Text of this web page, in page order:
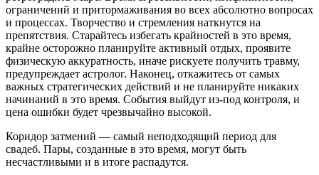
ограничений и притормаживания во всех абсолютно вопросах
и процессах. Творчество и стремления наткнутся на
препятствия. Старайтесь избегать крайностей в это время,
крайне осторожно планируйте активный отдых, проявите
физическую аккуратность, иначе рискуете получить травму,
предупреждает астролог. Наконец, откажитесь от самых
важных стратегических действий и не планируйте никаких
начинаний в это время. События выйдут из-под контроля, и
цена ошибки будет чрезвычайно высокой.
Коридор затмений — самый неподходящий период для
свадеб. Пары, созданные в это время, могут быть
несчастливыми и в итоге распадутся.